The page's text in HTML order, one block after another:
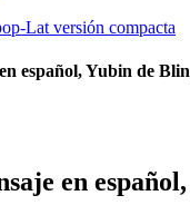
español, Yubin de
en